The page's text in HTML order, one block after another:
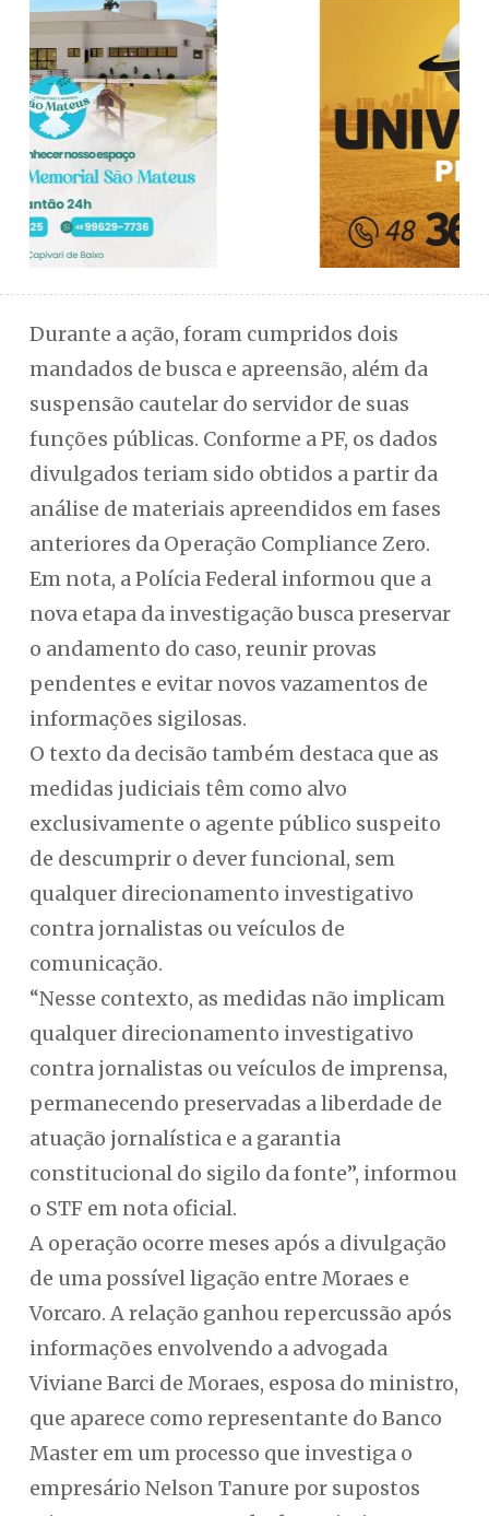
Durante a ação, foram cumpridos dois
mandados de busca e apreensão, além da
suspensão cautelar do servidor de suas
funções públicas. Conforme a PF, os dados
divulgados teriam sido obtidos a partir da
análise de materiais apreendidos em fases
anteriores da Operação Compliance Zero.
Em nota, a Polícia Federal informou que a
nova etapa da investigação busca preservar
o andamento do caso, reunir provas
pendentes e evitar novos vazamentos de
informações sigilosas.
O texto da decisão também destaca que as
medidas judiciais têm como alvo
exclusivamente o agente público suspeito
de descumprir o dever funcional, sem
qualquer direcionamento investigativo
contra jornalistas ou veículos de
comunicação.
“Nesse contexto, as medidas não implicam
qualquer direcionamento investigativo
contra jornalistas ou veículos de imprensa,
permanecendo preservadas a liberdade de
atuação jornalística e a garantia
constitucional do sigilo da fonte”, informou
o STF em nota oficial.
A operação ocorre meses após a divulgação
de uma possível ligação entre Moraes e
Vorcaro. A relação ganhou repercussão após
informações envolvendo a advogada
Viviane Barci de Moraes, esposa do ministro,
que aparece como representante do Banco
Master em um processo que investiga o
empresário Nelson Tanure por supostos